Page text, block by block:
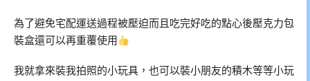
為了避免宅配運送過程被壓迫而且吃完好吃的點心後壓克力包
裝盒還可以再重覆使用
我就拿來裝我拍照的小玩具，也可以裝小朋友的積木等等小玩